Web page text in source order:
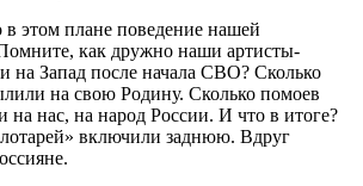
в этом плане поведение нашей
как дружно наши артисты-
на Запад после начала СВО? Сколько
на свою Родину. Сколько помоев
на нас, на народ России. И что в итоге?
включили заднюю. Вдруг